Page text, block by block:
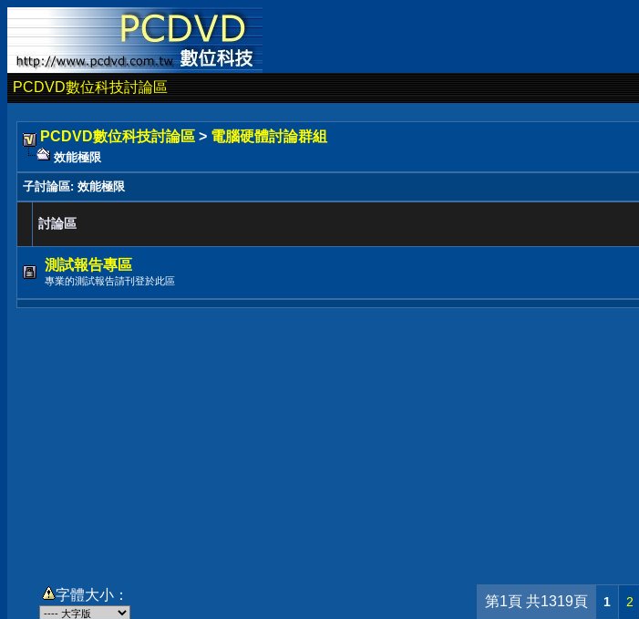
PCDVD數位科技討論區
PCDVD數位科技討論區 > 電腦硬體討論群組
效能極限
子討論區: 效能極限
討論區
測試報告專區
專業的測試報告請刊登於此區
字體大小： 第1頁 共1319頁 1 2